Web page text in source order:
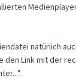
natürlich
den Link mit der